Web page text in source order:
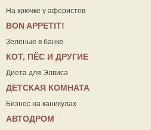
На крючке у аферистов
ВON APPETIT!
Зелёные в банке
КОТ, ПЁС И ДРУГИЕ
Диета для Элвиса
ДЕТСКАЯ КОМНАТА
Бизнес на каникулах
АВТОДРОМ